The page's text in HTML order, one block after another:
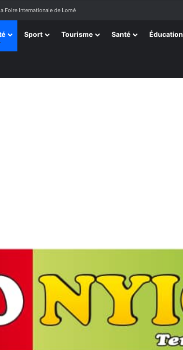
Foire Internationale de Lomé
Sport Tourisme Santé Éducation